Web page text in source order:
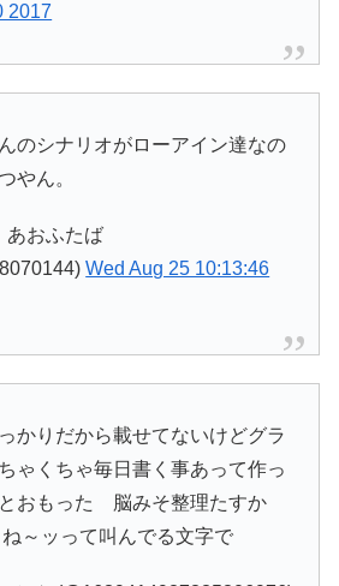
2017
のシナリオがローアイン達なの
やん。
おふたば
Wed Aug 25 10:13:46
かりだから載せてないけどグラ
ゃくちゃ毎日書く事あって作っ
おもった 脳みそ整理たすか
～ッって叫んでる文字で